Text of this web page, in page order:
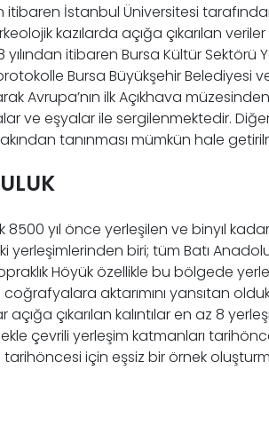
itibaren İstanbul Üniversitesi
kazılarda açığa çıkarılan
yılından itibaren Bursa Kültür Sektörü
Bursa Büyükşehir Belediyesi
Avrupa’nın ilk Açıkhava
ve eşyalar ile sergilenmektedir.
tanınması mümkün hale
yıl önce yerleşilen ve binyıl
yerleşimlerinden biri; tüm Batı
Höyük özellikle bu bölgede
aktarımını yansıtan
çıkarılan kalıntılar en az 8
çevrili yerleşim katmanları
için eşsiz bir örnek